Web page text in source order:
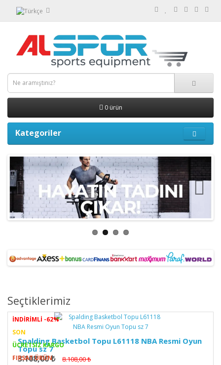
0 ürün
Kategoriler
Seçtiklerimiz
İNDİRİMLİ -62%
SON
ÜCRETSİZ KARGO
FIRSAT ÜRÜN
Spalding Basketbol Topu L61118 NBA Resmi Oyun
Topu sz 7
3.108,00 ₺ 8.108,00 ₺